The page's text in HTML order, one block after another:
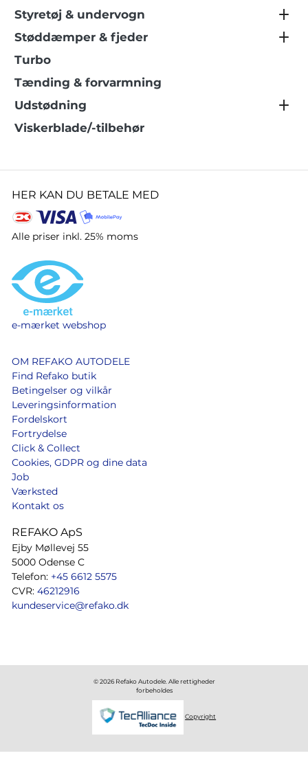
Styretøj & undervogn
Støddæmper & fjeder
Turbo
Tænding & forvarmning
Udstødning
Viskerblade/-tilbehør
HER KAN DU BETALE MED
Alle priser inkl. 25% moms
e-mærket webshop
OM REFAKO AUTODELE
Find Refako butik
Betingelser og vilkår
Leveringsinformation
Fordelskort
Fortrydelse
Click & Collect
Cookies, GDPR og dine data
Job
Værksted
Kontakt os
REFAKO ApS
Ejby Møllevej 55
5000 Odense C
Telefon: +45 6612 5575
CVR: 46212916
kundeservice@refako.dk
© 2026 Refako Autodele. Alle rettigheder
forbeholdes
Copyright